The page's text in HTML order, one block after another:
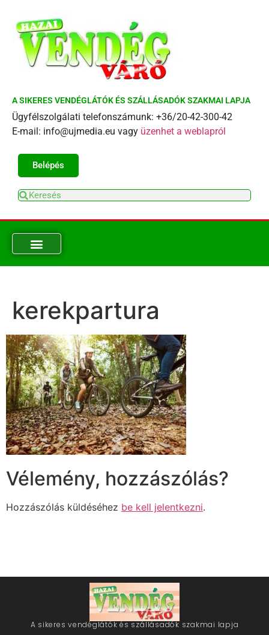
A SIKERES VENDÉGLÁTÓK ÉS SZÁLLÁSADÓK SZAKMAI LAPJA
Ügyfélszolgálati telefonszámunk: +36/20-42-300-42
E-mail: info@ujmedia.eu vagy üzenhet a weblapról
Belépés
kerekpartura
Vélemény, hozzászólás?
Hozzászólás küldéséhez be kell jelentkezni.
A sikeres vendéglátók és szállásadók szakmai lapja